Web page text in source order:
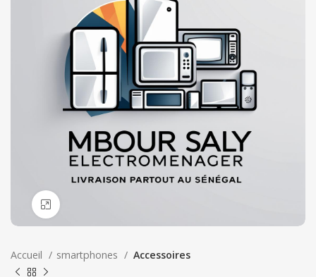
Accueil smartphones Accessoires